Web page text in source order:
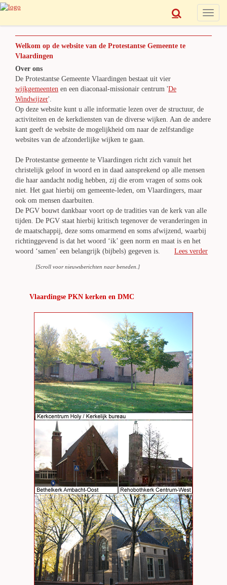
Toggle
Welkom op de website van de Protestantse Gemeente te
Vlaardingen
Over ons
De Protestantse Gemeente Vlaardingen bestaat uit vier
wijkgemeenten en een diaconaal-missionair centrum 'De
Windwijzer'.
Op deze website kunt u alle informatie lezen over de structuur, de
activiteiten en de kerkdiensten van de diverse wijken. Aan de andere
kant geeft de website de mogelijkheid om naar de zelfstandige
websites van de afzonderlijke wijken te gaan.
De Protestantse gemeente te Vlaardingen richt zich vanuit het
christelijk geloof in woord en in daad aansprekend op alle mensen
die haar aandacht nodig hebben, zij die erom vragen of soms ook
niet. Het gaat hierbij om gemeente-leden, om Vlaardingers, maar
ook om mensen daarbuiten.
De PGV bouwt dankbaar voort op de tradities van de kerk van alle
tijden. De PGV staat hierbij kritisch tegenover de veranderingen in
de maatschappij, deze soms omarmend en soms afwijzend, waarbij
richtinggevend is dat het woord ‘ik’ geen norm en maat is en het
woord ‘samen’ een belangrijk (bijbels) gegeven is. Lees verder
[Scroll voor nieuwsberichten naar beneden.]
Vlaardingse PKN kerken en DMC